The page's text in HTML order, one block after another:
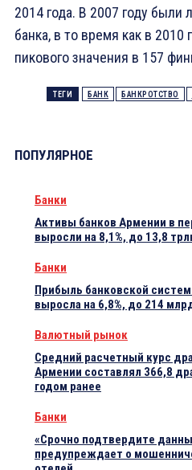
2014 года. В 2007 году были
банка, в то время как в 2010
пикового значения в 157
ТЕГИ БАНК БАНКРОТСТВО
ПОПУЛЯРНОЕ
Банки
Активы банков Армении в
выросли на 8,1%, до 13,8
Банки
Прибыль банковской
выросла на 6,8%, до 214
Валютный рынок
Средний расчетный курс
Армении составлял 366,8
годом ранее
Банки
«Срочно подтвердите
предупреждает о